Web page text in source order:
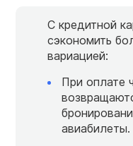
С кредитной
сэкономить
вариацией:
При оплате
авиабилеты.